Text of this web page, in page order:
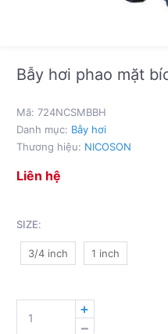
Bẫy hơi phao mặt
Liên hệ
SIZE:
3/4 inch 1 inch
HƠI
Mã: 724NCSMBBH
Danh mục: Bẫy hơi
Thương hiệu: NICOSON